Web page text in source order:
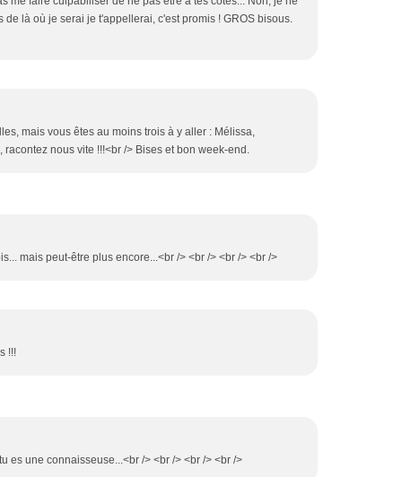
de là où je serai je t'appellerai, c'est promis ! GROS bisous.
mais vous êtes au moins trois à y aller : Mélissa,
racontez nous vite !!!<br /> Bises et bon week-end.
mais peut-être plus encore...<br /> <br /> <br /> <br />
!!!
es une connaisseuse...<br /> <br /> <br /> <br />